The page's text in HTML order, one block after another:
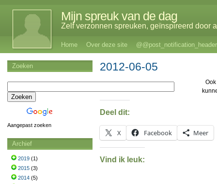
Mijn spreuk van de dag
Zelf verzonnen spreuken, geïnspireerd door
Home Over deze site @@post_notification_header
2012-06-05
Deel dit:
X Facebook Meer
Vind ik leuk:
Zoeken
Aangepast zoeken
Archief
2019 (1)
2015 (3)
2014 (5)